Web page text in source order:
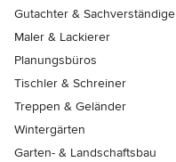
Gutachter & Sachverständige
Maler & Lackierer
Planungsbüros
Tischler & Schreiner
Treppen & Geländer
Wintergärten
Garten- & Landschaftsbau